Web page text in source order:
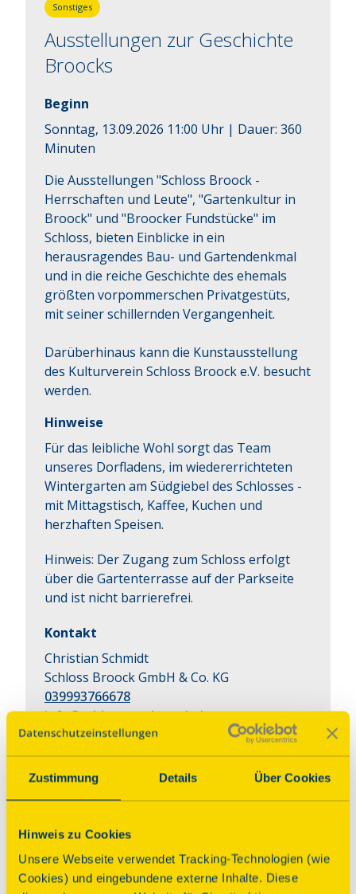
Zustimmung Details Über Cookies
Hinweis zu Cookies
Unsere Webseite verwendet Tracking-Technologien (wie
Cookies) und eingebundene externe Inhalte. Diese
Sonstiges
Ausstellungen zur Geschichte
Broocks
Beginn
Sonntag, 13.09.2026 11:00 Uhr | Dauer: 360
Minuten
Die Ausstellungen "Schloss Broock -
Herrschaften und Leute", "Gartenkultur in
Broock" und "Broocker Fundstücke" im
Schloss, bieten Einblicke in ein
herausragendes Bau- und Gartendenkmal
und in die reiche Geschichte des ehemals
größten vorpommerschen Privatgestüts,
mit seiner schillernden Vergangenheit.
Darüberhinaus kann die Kunstausstellung
des Kulturverein Schloss Broock e.V. besucht
werden.
Hinweise
Für das leibliche Wohl sorgt das Team
unseres Dorfladens, im wiedererrichteten
Wintergarten am Südgiebel des Schlosses -
mit Mittagstisch, Kaffee, Kuchen und
herzhaften Speisen.
Hinweis: Der Zugang zum Schloss erfolgt
über die Gartenterrasse auf der Parkseite
und ist nicht barrierefrei.
Kontakt
Christian Schmidt
Schloss Broock GmbH & Co. KG
039993766678
info@schlossgut-broock.de
Führung
Führungen über die
Schlossbaustelle